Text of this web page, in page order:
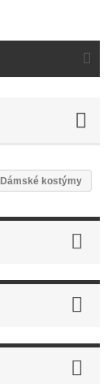
Dámské kostýmy